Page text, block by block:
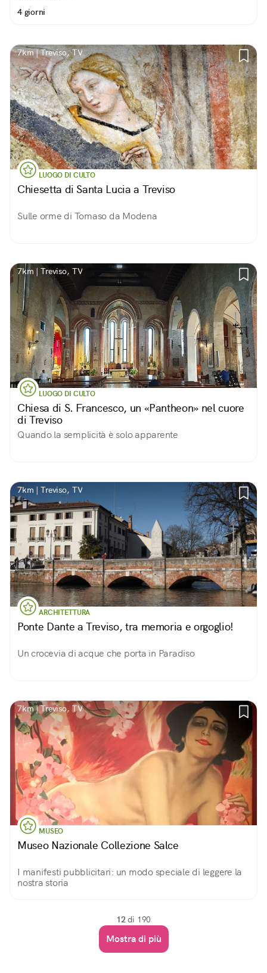
4 giorni
7km | Treviso, TV
LUOGO DI CULTO
Chiesetta di Santa Lucia a Treviso
Sulle orme di Tomaso da Modena
7km | Treviso, TV
LUOGO DI CULTO
Chiesa di S. Francesco, un «Pantheon» nel cuore
di Treviso
Quando la semplicità è solo apparente
7km | Treviso, TV
ARCHITETTURA
Ponte Dante a Treviso, tra memoria e orgoglio!
Un crocevia di acque che porta in Paradiso
7km | Treviso, TV
MUSEO
Museo Nazionale Collezione Salce
I manifesti pubblicitari: un modo speciale di leggere la
nostra storia
12di 190
Mostra di più